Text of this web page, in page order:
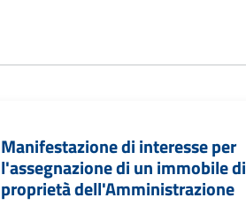
Manifestazione di interesse per
l'assegnazione di un immobile di
proprietà dell'Amministrazione